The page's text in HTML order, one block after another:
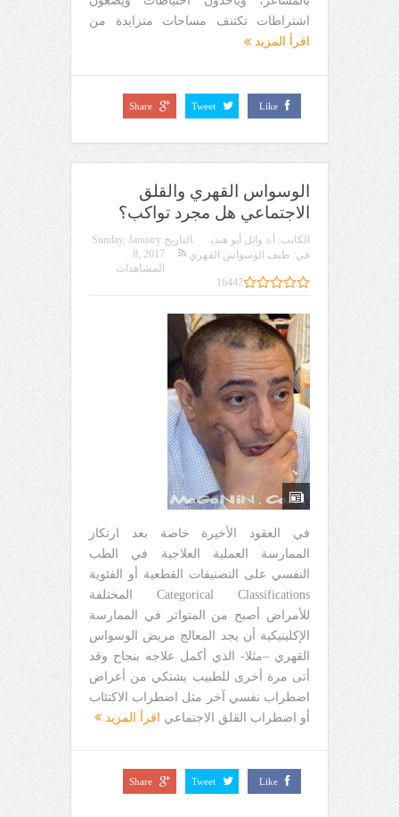
اشتراطات تكتنف مساحات متزايدة من
اقرأ المزيد
Like
Tweet
Share
الوسواس القهري والقلق
الاجتماعي هل مجرد تواكب؟
الكاتب: أ.د وائل أبو هندي التاريخ Sunday, January
8, 2017
في: طيف الوسواس القهري
المشاهدات
16447
في العقود الأخيرة خاصة بعد ارتكاز
الممارسة العملية العلاجية في الطب
النفسي على التصنيفات القطعية أو الفئوية
Categorical Classifications المختلفة
للأمراض أصبح من المتواتر في الممارسة
الإكلينيكية أن يجد المعالج مريض الوسواس
القهري –مثلا- الذي أكمل علاجه بنجاح وقد
أتى مرة أخرى للطبيب يشتكي من أعراض
اضطراب نفسي آخر مثل اضطراب الاكتئاب
أو اضطراب القلق الاجتماعي اقرأ المزيد
Like
Tweet
Share